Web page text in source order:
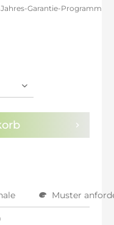
Garantie-Programm
Muster